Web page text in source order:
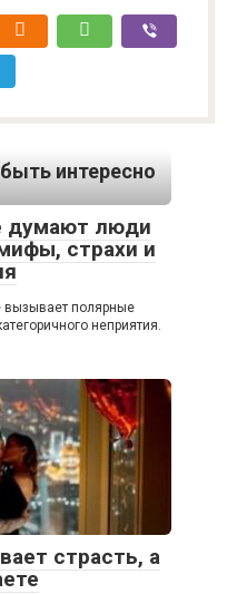
интересно
думают люди
страхи и
вызывает полярные
неприятия.
страсть, а